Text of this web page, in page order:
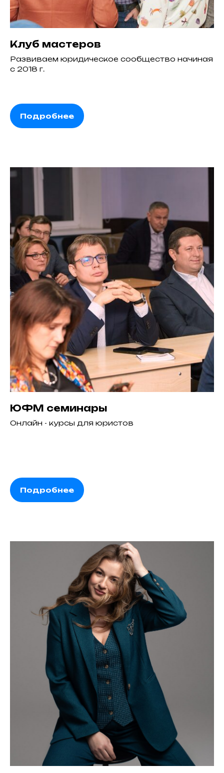
Клуб мастеров
Развиваем юридическое сообщество начиная
с 2018 г.
Подробнее
ЮФМ семинары
Онлайн - курсы для юристов
Подробнее